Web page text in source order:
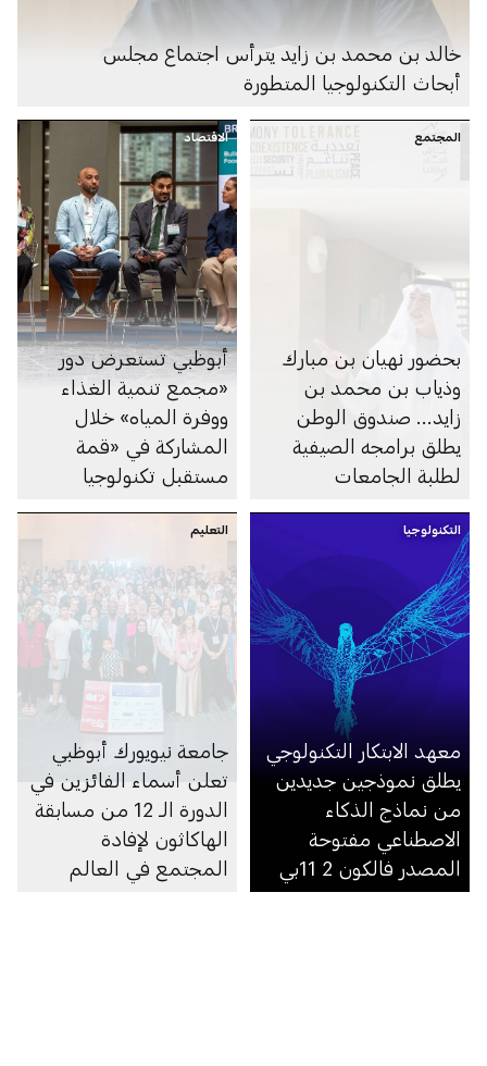
خالد بن محمد بن زايد يترأس اجتماع مجلس
أبحاث التكنولوجيا المتطورة
المجتمع
بحضور نهيان بن مبارك
وذياب بن محمد بن
زايد... صندوق الوطن
يطلق برامجه الصيفية
لطلبة الجامعات
الاقتصاد
أبوظبي تستعرض دور
«مجمع تنمية الغذاء
ووفرة المياه» خلال
المشاركة في «قمة
مستقبل تكنولوجيا
التكنولوجيا
معهد الابتكار التكنولوجي
يطلق نموذجين جديدين
من نماذج الذكاء
الاصطناعي مفتوحة
المصدر فالكون 2 11بي
التعليم
جامعة نيويورك أبوظبي
تعلن أسماء الفائزين في
الدورة الـ 12 من مسابقة
الهاكاثون لإفادة
المجتمع في العالم